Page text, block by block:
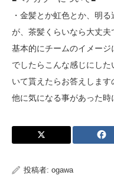
・金髪とか虹色とか、明
が、茶髪くらいなら大丈夫
基本的にチームのイメー
でしたらこんな感じにし
いて貰えたらお答えします
他に気になる事があった時
投稿者: ogawa